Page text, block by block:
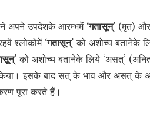
ने अपने उपदेशके आरम्भमें ‘गतासून्’ (मृत) और
श्लोकोंमें ‘गतासून्’ को अशोच्य बतानेके
को अशोच्य बतानेके लिये ‘असत्’
इसके बाद सत् के भाव और असत् के
पूरा करते हैं।